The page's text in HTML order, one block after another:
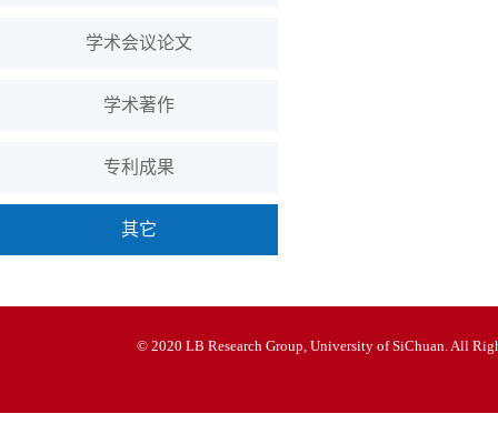
学术会议论文
学术著作
专利成果
其它
© 2020 LB Research Group, University of SiChuan. All